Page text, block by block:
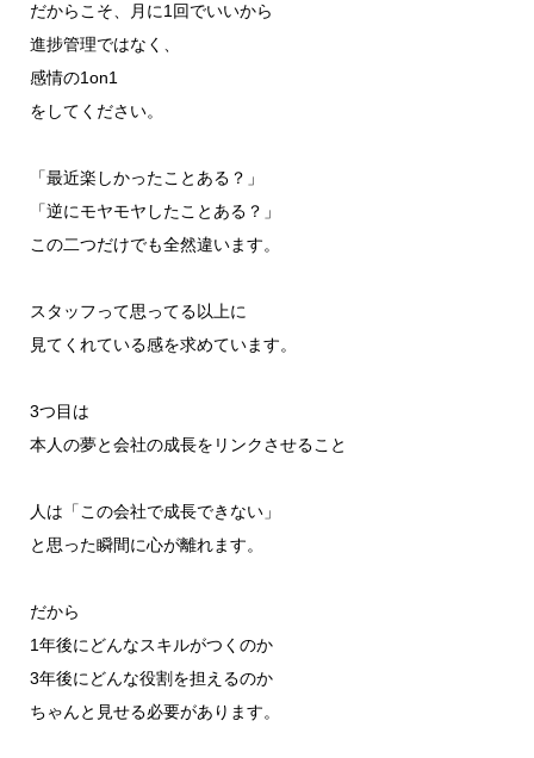
だからこそ、月に1回でいいから
進捗管理ではなく、
感情の1on1
をしてください。
「最近楽しかったことある？」
「逆にモヤモヤしたことある？」
この二つだけでも全然違います。
スタッフって思ってる以上に
見てくれている感を求めています。
3つ目は
本人の夢と会社の成長をリンクさせること
人は「この会社で成長できない」
と思った瞬間に心が離れます。
だから
1年後にどんなスキルがつくのか
3年後にどんな役割を担えるのか
ちゃんと見せる必要があります。